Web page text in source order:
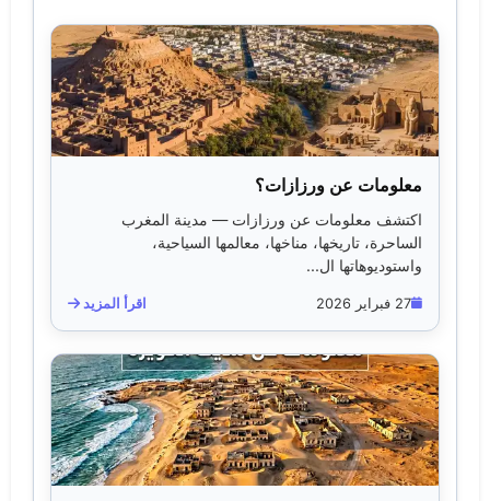
معلومات عن ورزازات؟
اكتشف معلومات عن ورزازات — مدينة المغرب
الساحرة، تاريخها، مناخها، معالمها السياحية،
واستوديوهاتها ال...
27 فبراير 2026 اقرأ المزيد